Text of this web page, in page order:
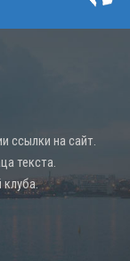
ссылки на сайт.
текста.